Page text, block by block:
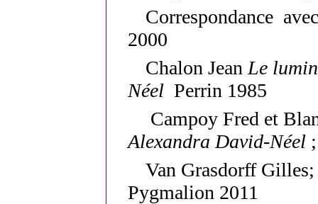
Correspondance
2000
Chalon Jean Le
Néel Perrin 1985
Campoy Fred et
Alexandra David-Néel
Van Grasdorff
Pygmalion 2011